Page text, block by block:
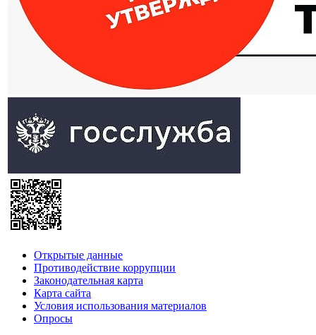
Открытые данные
Противодействие коррупции
Законодательная карта
Карта сайта
Условия использования материалов
Опросы